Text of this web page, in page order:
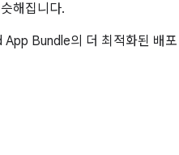
해집니다.
Bundle의 더 최적화된 배